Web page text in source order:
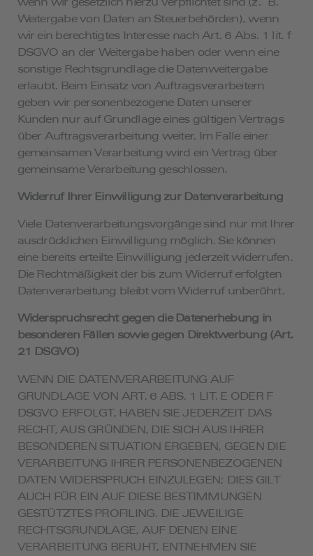
Weitergabe von Daten an Steuerbehörden), wenn
wir ein berechtigtes Interesse nach Art. 6 Abs. 1 lit. f
DSGVO an der Weitergabe haben oder wenn eine
sonstige Rechtsgrundlage die Datenweitergabe
erlaubt. Beim Einsatz von Auftragsverarbeitern
geben wir personenbezogene Daten unserer
Kunden nur auf Grundlage eines gültigen Vertrags
über Auftragsverarbeitung weiter. Im Falle einer
gemeinsamen Verarbeitung wird ein Vertrag über
gemeinsame Verarbeitung geschlossen.
Widerruf Ihrer Einwilligung zur Datenverarbeitung
Viele Datenverarbeitungsvorgänge sind nur mit Ihrer
ausdrücklichen Einwilligung möglich. Sie können
eine bereits erteilte Einwilligung jederzeit widerrufen.
Die Rechtmäßigkeit der bis zum Widerruf erfolgten
Datenverarbeitung bleibt vom Widerruf unberührt.
Widerspruchsrecht gegen die Datenerhebung in
besonderen Fällen sowie gegen Direktwerbung (Art.
21 DSGVO)
WENN DIE DATENVERARBEITUNG AUF
GRUNDLAGE VON ART. 6 ABS. 1 LIT. E ODER F
DSGVO ERFOLGT, HABEN SIE JEDERZEIT DAS
RECHT, AUS GRÜNDEN, DIE SICH AUS IHRER
BESONDEREN SITUATION ERGEBEN, GEGEN DIE
VERARBEITUNG IHRER PERSONENBEZOGENEN
DATEN WIDERSPRUCH EINZULEGEN; DIES GILT
AUCH FÜR EIN AUF DIESE BESTIMMUNGEN
GESTÜTZTES PROFILING. DIE JEWEILIGE
RECHTSGRUNDLAGE, AUF DENEN EINE
VERARBEITUNG BERUHT, ENTNEHMEN SIE